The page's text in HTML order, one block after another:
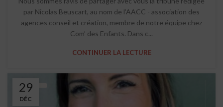
par Nicolas Beuscart, au nom de l’AACC - association des
agences conseil et création, membre de notre équipe chez
Com’ des Enfants. Dans c...
CONTINUER LA LECTURE
29
DÉC